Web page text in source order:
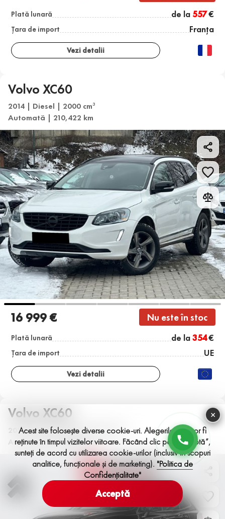
×
Acest site folosește diverse cookie-uri. Alegerile tale vor fi
reținute în timpul vizitelor viitoare. Făcând clic pe „Acceptă”,
sunteți de acord cu utilizarea cookie-urilor (inclusiv în scopuri
analitice, funcționale și de marketing). "Politica de
Confidențialitate"
Acceptă
Plată lunară de la 557€
Țara de import Franța
Vezi detalii
Volvo XC60
2014 | Diesel | 2000 cm3
Automată | 210,422 km
16 999 € Nu este în stoc
Plată lunară de la354€
Țara de import UE
Vezi detalii
Volvo XC60
2021 | Plug-in Hybrid | 2000 cm3
Automată | 178,000 km